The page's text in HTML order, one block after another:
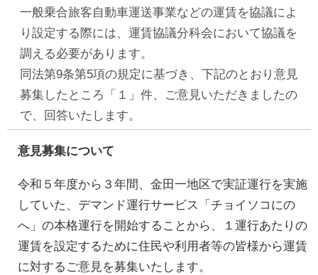
一般乗合旅客自動車運送事業などの運賃を協議によ
り設定する際には、運賃協議分科会において協議を
調える必要があります。
同法第9条第5項の規定に基づき、下記のとおり意見
募集したところ「１」件、ご意見いただきましたの
で、回答いたします。
意見募集について
令和５年度から３年間、金田一地区で実証運行を実施
していた、デマンド運行サービス「チョイソコにの
へ」の本格運行を開始することから、１運行あたりの
運賃を設定するために住民や利用者等の皆様から運賃
に対するご意見を募集いたします。